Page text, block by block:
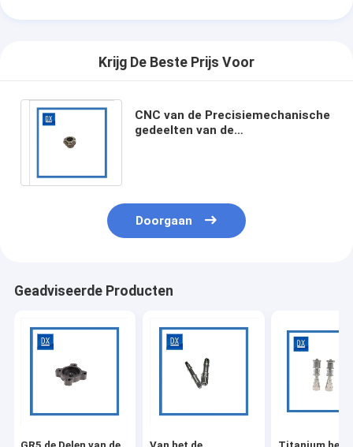
Krijg De Beste Prijs Voor
CNC van de Precisiemechanische
gedeelten van de
Doorgaan
Geadviseerde Producten